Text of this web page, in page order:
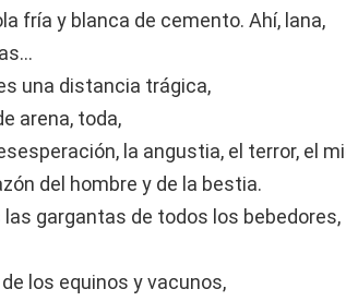
fría y blanca de cemento. Ahí, lana,
una distancia trágica,
arena, toda,
la angustia, el terror, el
del hombre y de la bestia.
gargantas de todos los bebedores,
los equinos y vacunos,